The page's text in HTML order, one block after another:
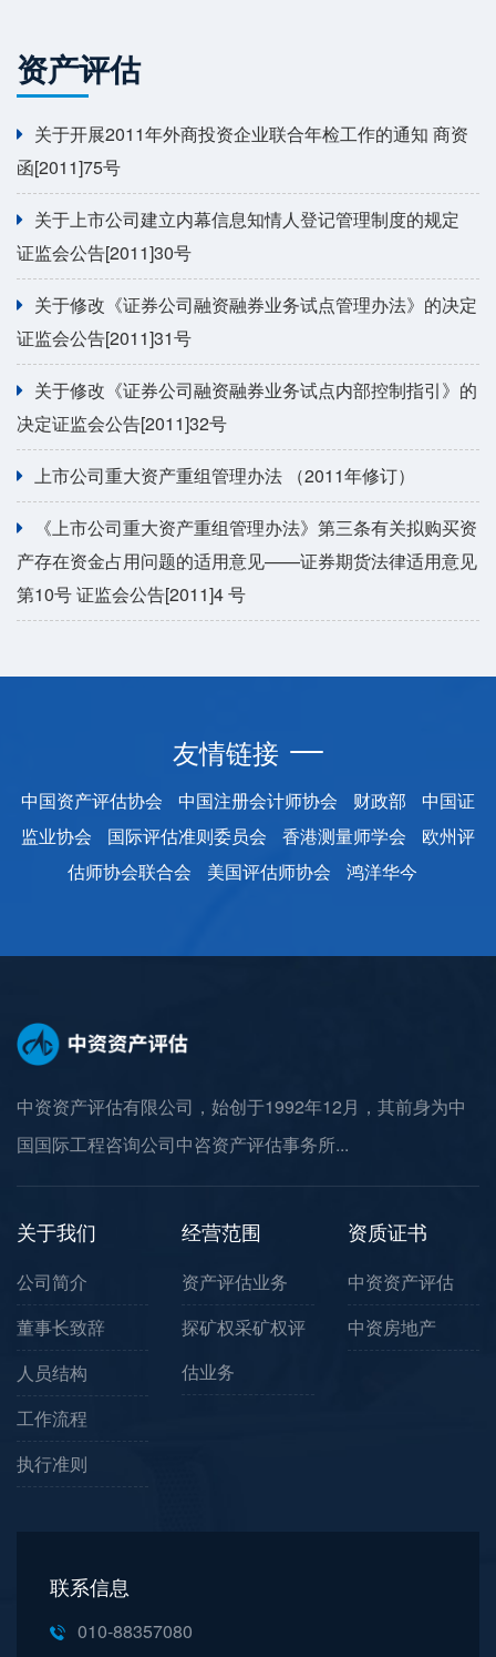
资产评估
关于开展2011年外商投资企业联合年检工作的通知 商资
函[2011]75号
关于上市公司建立内幕信息知情人登记管理制度的规定
证监会公告[2011]30号
关于修改《证券公司融资融券业务试点管理办法》的决定
证监会公告[2011]31号
关于修改《证券公司融资融券业务试点内部控制指引》的
决定证监会公告[2011]32号
上市公司重大资产重组管理办法 （2011年修订）
《上市公司重大资产重组管理办法》第三条有关拟购买资
产存在资金占用问题的适用意见——证券期货法律适用意见
第10号 证监会公告[2011]4 号
友情链接
中国资产评估协会 中国注册会计师协会 财政部
中国证
监业协会
国际评估准则委员会 香港测量师学会
欧州评
估师协会联合会
美国评估师协会 鸿洋华今
中资资产评估有限公司，始创于1992年12月，其前身为中
国国际工程咨询公司中咨资产评估事务所...
关于我们
公司简介
董事长致辞
人员结构
工作流程
执行准则
经营范围
资产评估业务
探矿权采矿权评
估业务
资质证书
中资资产评估
中资房地产
联系信息
010-88357080